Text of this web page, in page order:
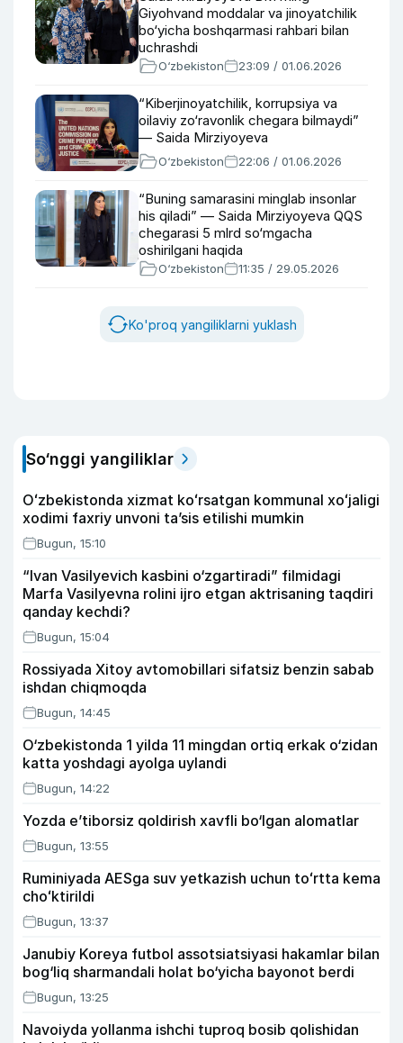
Giyohvand moddalar va jinoyatchilik
bo‘yicha boshqarmasi rahbari bilan
uchrashdi
O‘zbekiston 23:09 / 01.06.2026
“Kiberjinoyatchilik, korrupsiya va
oilaviy zo‘ravonlik chegara bilmaydi”
— Saida Mirziyoyeva
O‘zbekiston 22:06 / 01.06.2026
“Buning samarasini minglab insonlar
his qiladi” — Saida Mirziyoyeva QQS
chegarasi 5 mlrd so‘mgacha
oshirilgani haqida
O‘zbekiston 11:35 / 29.05.2026
Ko'proq yangiliklarni yuklash
So‘nggi yangiliklar
Oʻzbekistonda xizmat koʻrsatgan kommunal xoʻjaligi
xodimi faxriy unvoni taʼsis etilishi mumkin
Bugun, 15:10
“Ivan Vasilyevich kasbini o‘zgartiradi” filmidagi
Marfa Vasilyevna rolini ijro etgan aktrisaning taqdiri
qanday kechdi?
Bugun, 15:04
Rossiyada Xitoy avtomobillari sifatsiz benzin sabab
ishdan chiqmoqda
Bugun, 14:45
O‘zbekistonda 1 yilda 11 mingdan ortiq erkak o‘zidan
katta yoshdagi ayolga uylandi
Bugun, 14:22
Yozda e’tiborsiz qoldirish xavfli bo‘lgan alomatlar
Bugun, 13:55
Ruminiyada AESga suv yetkazish uchun toʻrtta kema
choʻktirildi
Bugun, 13:37
Janubiy Koreya futbol assotsiatsiyasi hakamlar bilan
bog‘liq sharmandali holat bo‘yicha bayonot berdi
Bugun, 13:25
Navoiyda yollanma ishchi tuproq bosib qolishidan